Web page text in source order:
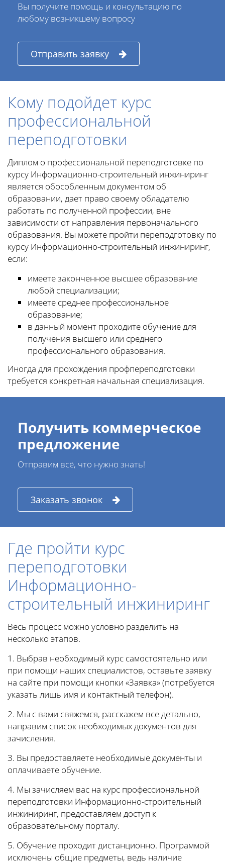
Вы получите помощь и консультацию по
любому возникшему вопросу
Отправить заявку
Кому подойдет курс
профессиональной
переподготовки
Диплом о профессиональной переподготовке по
курсу Информационно-строительный инжиниринг
является обособленным документом об
образовании, дает право своему обладателю
работать по полученной профессии, вне
зависимости от направления первоначального
образования. Вы можете пройти переподготовку по
курсу Информационно-строительный инжиниринг,
если:
имеете законченное высшее образование
любой специализации;
имеете среднее профессиональное
образование;
в данный момент проходите обучение для
получения высшего или среднего
профессионального образования.
Иногда для прохождения профпереподготовки
требуется конкретная начальная специализация.
Получить коммерческое
предложение
Отправим всё, что нужно знать!
Заказать звонок
Где пройти курс
переподготовки
Информационно-
строительный инжиниринг
Весь процесс можно условно разделить на
несколько этапов.
1. Выбрав необходимый курс самостоятельно или
при помощи наших специалистов, оставьте заявку
на сайте при помощи кнопки «Заявка» (потребуется
указать лишь имя и контактный телефон).
2. Мы с вами свяжемся, расскажем все детально,
направим список необходимых документов для
зачисления.
3. Вы предоставляете необходимые документы и
оплачиваете обучение.
4. Мы зачисляем вас на курс профессиональной
переподготовки Информационно-строительный
инжиниринг, предоставляем доступ к
образовательному порталу.
5. Обучение проходит дистанционно. Программой
исключены общие предметы, ведь наличие